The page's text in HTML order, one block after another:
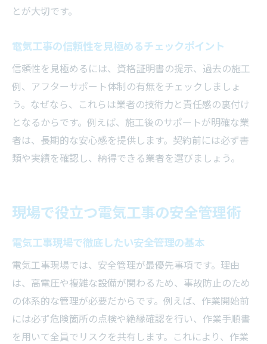
とが大切です。
電気工事の信頼性を見極めるチェックポイント
信頼性を見極めるには、資格証明書の提示、過去の施工
例、アフターサポート体制の有無をチェックしましょ
う。なぜなら、これらは業者の技術力と責任感の裏付け
となるからです。例えば、施工後のサポートが明確な業
者は、長期的な安心感を提供します。契約前には必ず書
類や実績を確認し、納得できる業者を選びましょう。
現場で役立つ電気工事の安全管理術
電気工事現場で徹底したい安全管理の基本
電気工事現場では、安全管理が最優先事項です。理由
は、高電圧や複雑な設備が関わるため、事故防止のため
の体系的な管理が必要だからです。例えば、作業開始前
には必ず危険箇所の点検や絶縁確認を行い、作業手順書
を用いて全員でリスクを共有します。これにより、作業